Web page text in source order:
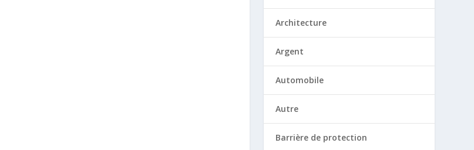
Architecture
Argent
Automobile
Autre
Barrière de protection